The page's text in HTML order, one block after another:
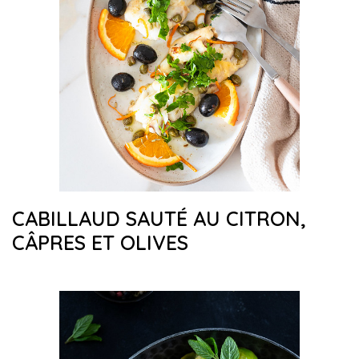
CABILLAUD SAUTÉ AU CITRON,
CÂPRES ET OLIVES